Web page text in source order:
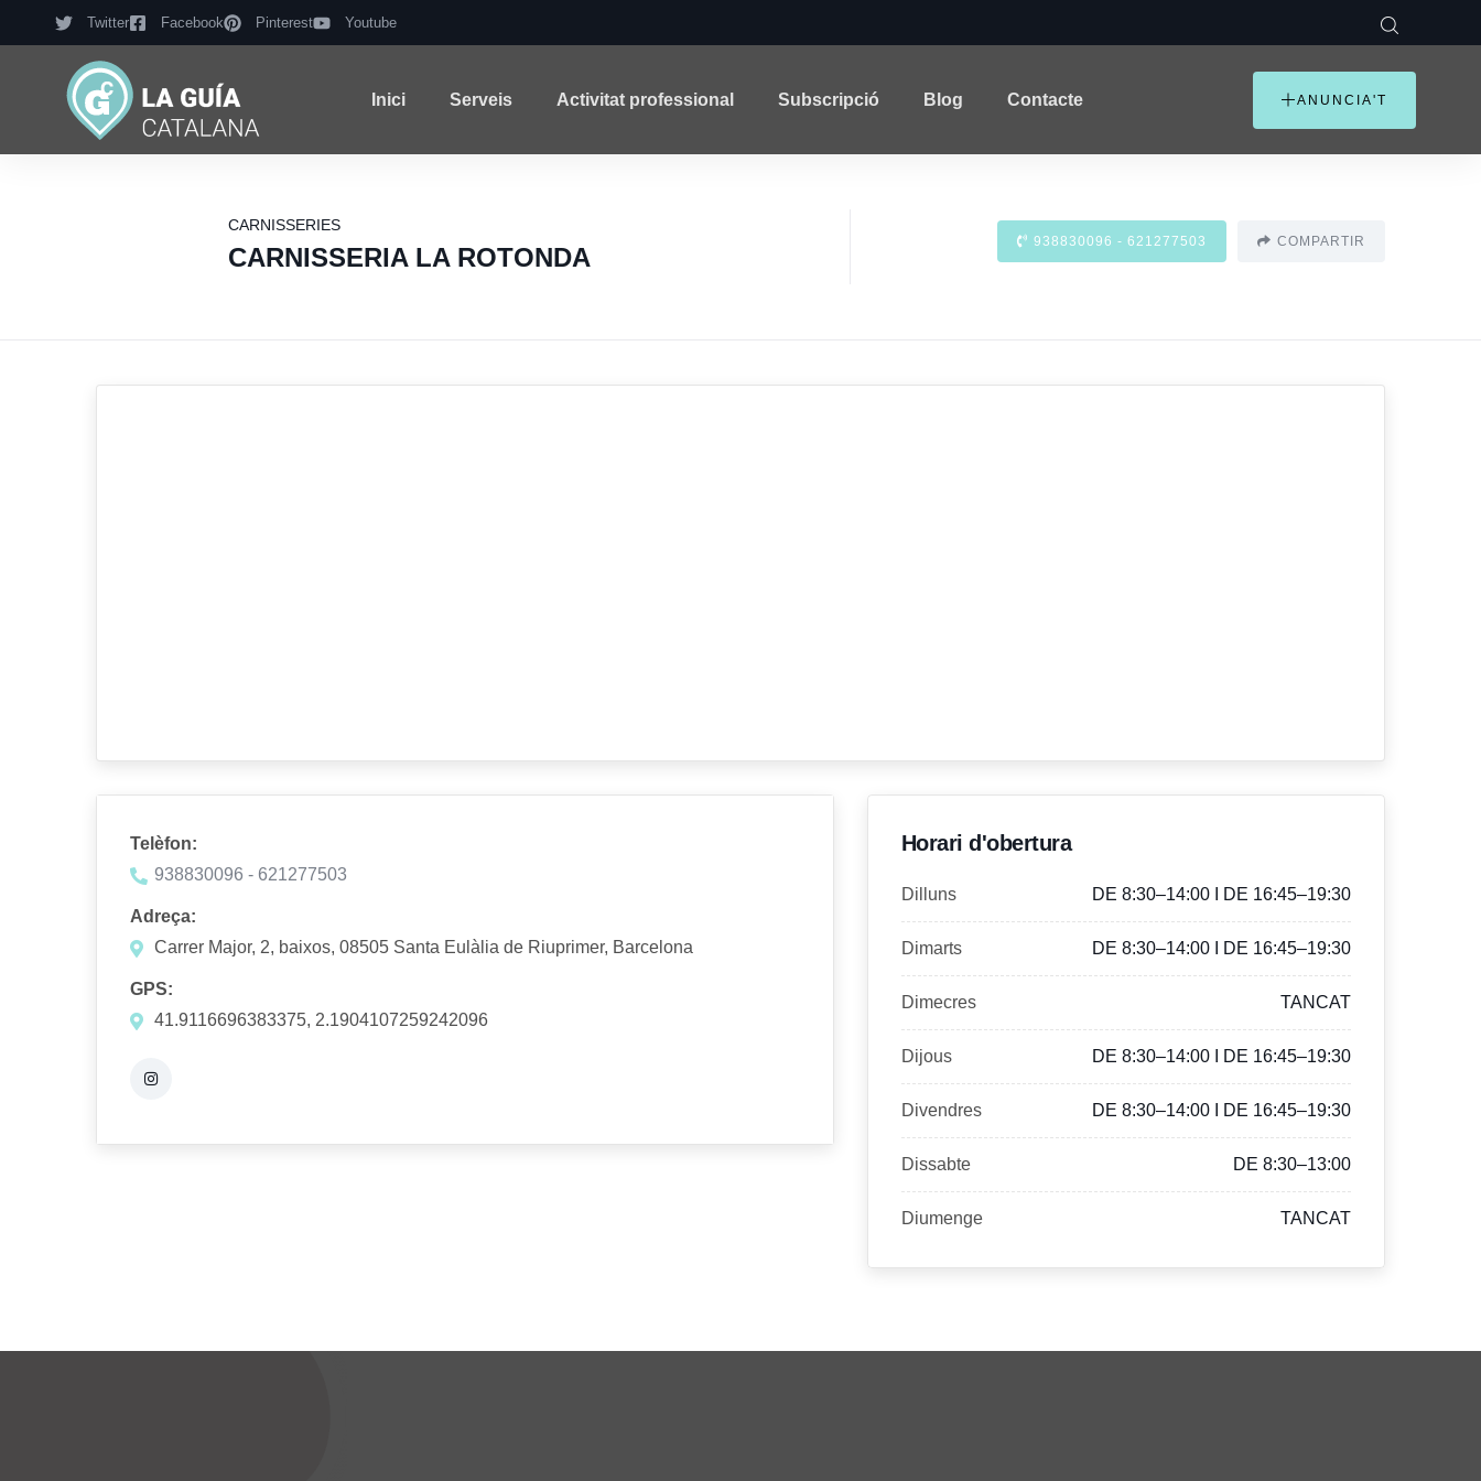
Twitter Facebook Pinterest Youtube
Inici Serveis Activitat professional Subscripció Blog Contacte ANUNCIA'T
CARNISSERIES
CARNISSERIA LA ROTONDA
938830096 - 621277503 COMPARTIR
Telèfon:
938830096 - 621277503
Adreça:
Carrer Major, 2, baixos, 08505 Santa Eulàlia de Riuprimer, Barcelona
GPS:
41.9116696383375, 2.1904107259242096
Horari d'obertura
Dilluns DE 8:30–14:00 I DE 16:45–19:30
Dimarts DE 8:30–14:00 I DE 16:45–19:30
Dimecres TANCAT
Dijous DE 8:30–14:00 I DE 16:45–19:30
Divendres DE 8:30–14:00 I DE 16:45–19:30
Dissabte DE 8:30–13:00
Diumenge TANCAT